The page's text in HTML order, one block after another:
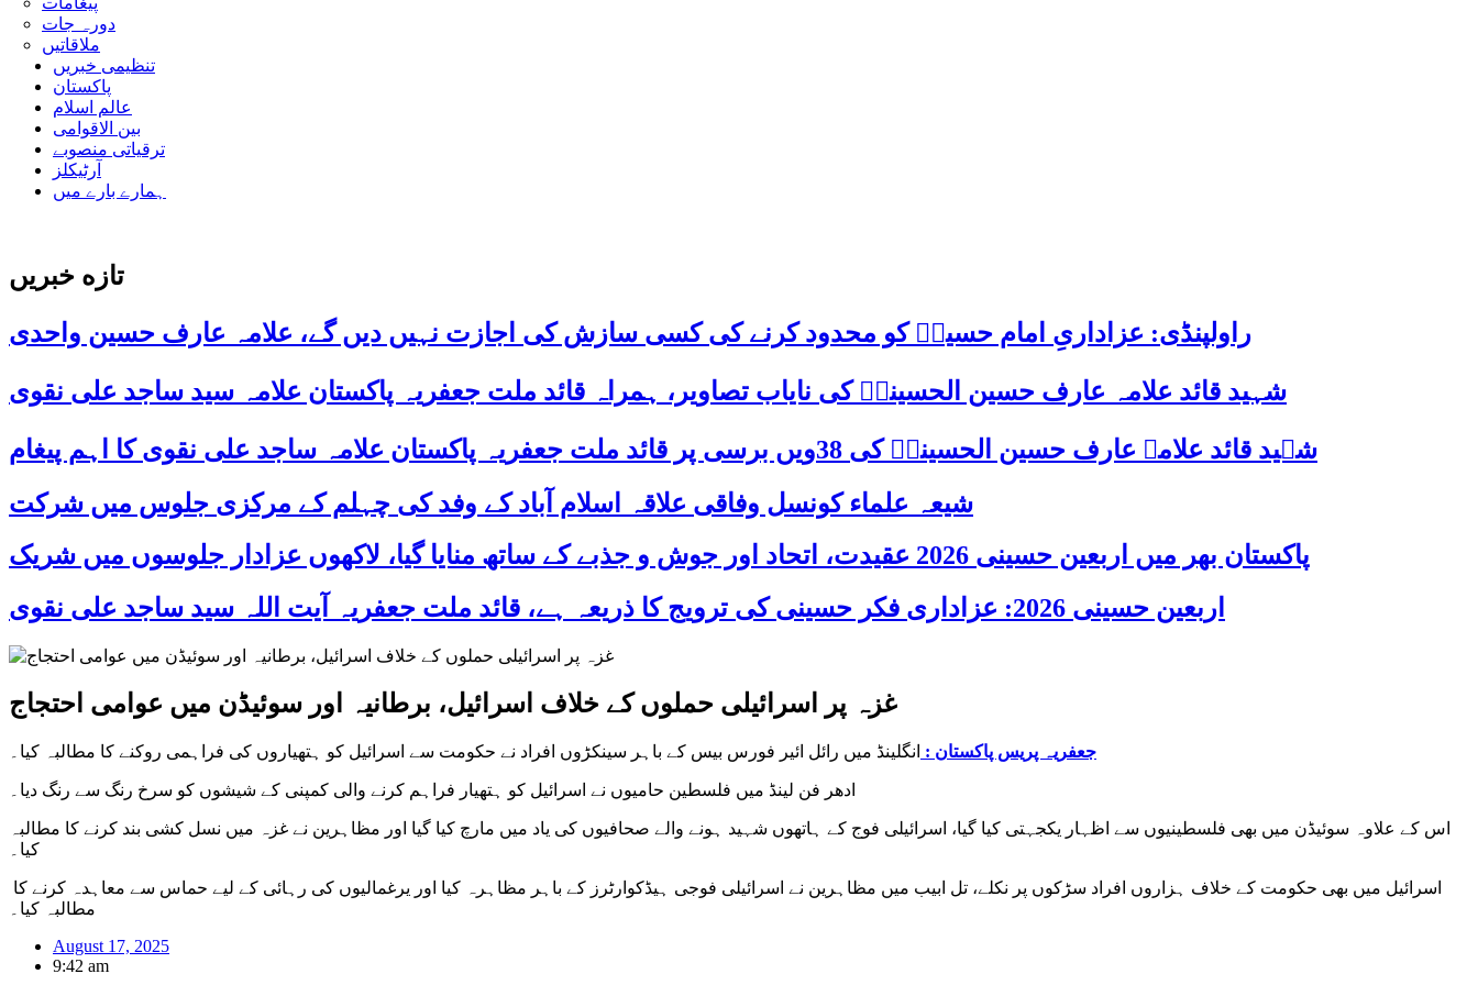
دورہ جات
ملاقاتیں
تنظیمی خبریں
پاکستان
عالم اسلام
بین الاقوامی
ترقیاتی منصوبے
آرٹیکلز
ہمارے بارے میں
تازه خبریں
راولپنڈی: عزاداریِ امام حسینؑ کو محدود کرنے کی کسی سازش کی اجازت نہیں دیں گے، علامہ عارف حسین واحدی
شہید قائد علامہ عارف حسین الحسینیؒ کی نایاب تصاویر، ہمراہ قائد ملت جعفریہ پاکستان علامہ سید ساجد علی نقوی
شہید قائد علامہ عارف حسین الحسینیؒ کی 38ویں برسی پر قائد ملت جعفریہ پاکستان علامہ ساجد علی نقوی کا اہم پیغام
شیعہ علماء کونسل وفاقی علاقہ اسلام آباد کے وفد کی چہلم کے مرکزی جلوس میں شرکت
پاکستان بھر میں اربعین حسینی 2026 عقیدت، اتحاد اور جوش و جذبے کے ساتھ منایا گیا، لاکھوں عزادار جلوسوں میں شریک
اربعین حسینی 2026: عزاداری فکر حسینی کی ترویج کا ذریعہ ہے، قائد ملت جعفریہ آیت اللہ سید ساجد علی نقوی
غزہ پر اسرائیلی حملوں کے خلاف اسرائیل، برطانیہ اور سوئیڈن میں عوامی احتجاج
جعفریہ پریس پاکستان : انگلینڈ میں رائل ائیر فورس بیس کے باہر سینکڑوں افراد نے حکومت سے اسرائیل کو ہتھیاروں کی فراہمی روکنے کا مطالبہ کیا۔
ادھر فن لینڈ میں فلسطین حامیوں نے اسرائیل کو ہتھیار فراہم کرنے والی کمپنی کے شیشوں کو سرخ رنگ سے رنگ دیا۔
اس کے علاوہ سوئیڈن میں بھی فلسطینیوں سے اظہار یکجہتی کیا گیا، اسرائیلی فوج کے ہاتھوں شہید ہونے والے صحافیوں کی یاد میں مارچ کیا گیا اور مظاہرین نے غزہ میں نسل کشی بند کرنے کا مطالبہ
کیا۔
مطالبہ کیا۔
August 17, 2025
9:42 am